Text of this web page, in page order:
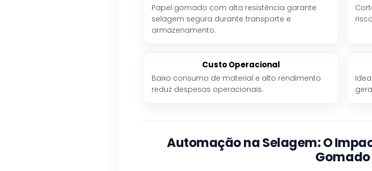
Papel gomado com alta resistência garante
selagem segura durante transporte e
armazenamento.
Custo Operacional
Baixo consumo de material e alto rendimento
reduz despesas operacionais.
Automação na Selagem: O
Gomado